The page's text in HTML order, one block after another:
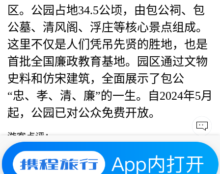
区。公园占地34.5公顷，由包公祠、包
公墓、清风阁、浮庄等核心景点组成。
这里不仅是人们凭吊先贤的胜地，也是
首批全国廉政教育基地。园区通过文物
史料和仿宋建筑，全面展示了包公
“忠、孝、清、廉”的一生。自2024年5月
起，公园已对公众免费开放。
游客点评：
上一条信息：长沙五一广场有地铁直达吗